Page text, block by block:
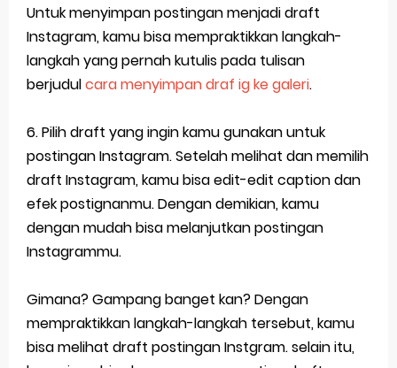
Untuk menyimpan postingan menjadi draft
Instagram, kamu bisa mempraktikkan langkah-
langkah yang pernah kutulis pada tulisan
berjudulcara menyimpan draf ig ke galeri.
6. Pilih draft yang ingin kamu gunakan untuk
postingan Instagram. Setelah melihat dan memilih
draft Instagram, kamu bisa edit-edit caption dan
efek postignanmu. Dengan demikian, kamu
dengan mudah bisa melanjutkan postingan
Instagrammu.
Gimana? Gampang banget kan? Dengan
mempraktikkan langkah-langkah tersebut, kamu
bisa melihat draft postingan Instgram. selain itu,